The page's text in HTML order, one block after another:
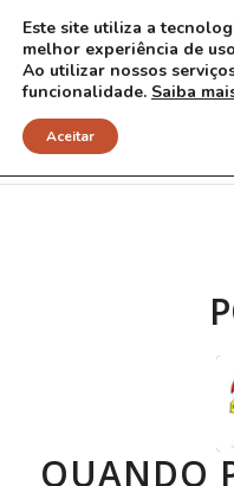
Arquivo para
QUANDO
Este site utiliza a
melhor experiência de
Ao utilizar nossos
funcionalidade. Saiba
Aceitar